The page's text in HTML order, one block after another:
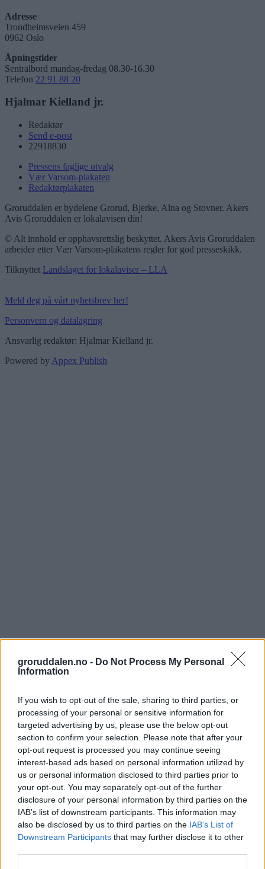
groruddalen.no - Do Not Process My Personal
Information
If you wish to opt-out of the sale, sharing to third parties, or
processing of your personal or sensitive information for
targeted advertising by us, please use the below opt-out
section to confirm your selection. Please note that after your
opt-out request is processed you may continue seeing
interest-based ads based on personal information utilized by
us or personal information disclosed to third parties prior to
your opt-out. You may separately opt-out of the further
disclosure of your personal information by third parties on the
IAB’s list of downstream participants. This information may
also be disclosed by us to third parties on the IAB’s List of
Downstream Participants that may further disclose it to other
Adresse
Trondheimsveien 459
0962 Oslo
Åpningstider
Sentralbord mandag-fredag 08.30-16.30
Telefon 22 91 88 20
Hjalmar Kielland jr.
Redaktør
Send e-post
22918830
Pressens faglige utvalg
Vær Varsom-plakaten
Redaktørplakaten
Groruddalen er bydelene Grorud, Bjerke, Alna og Stovner. Akers
Avis Groruddalen er lokalavisen din!
© Alt innhold er opphavsrettslig beskyttet. Akers Avis Groruddalen
arbeider etter Vær Varsom-plakatens regler for god presseskikk.
Tilknyttet Landslaget for lokalaviser – LLA
Meld deg på vårt nyhetsbrev her!
Personvern og datalagring
Ansvarlig redaktør: Hjalmar Kielland jr.
Powered by Appex Publish